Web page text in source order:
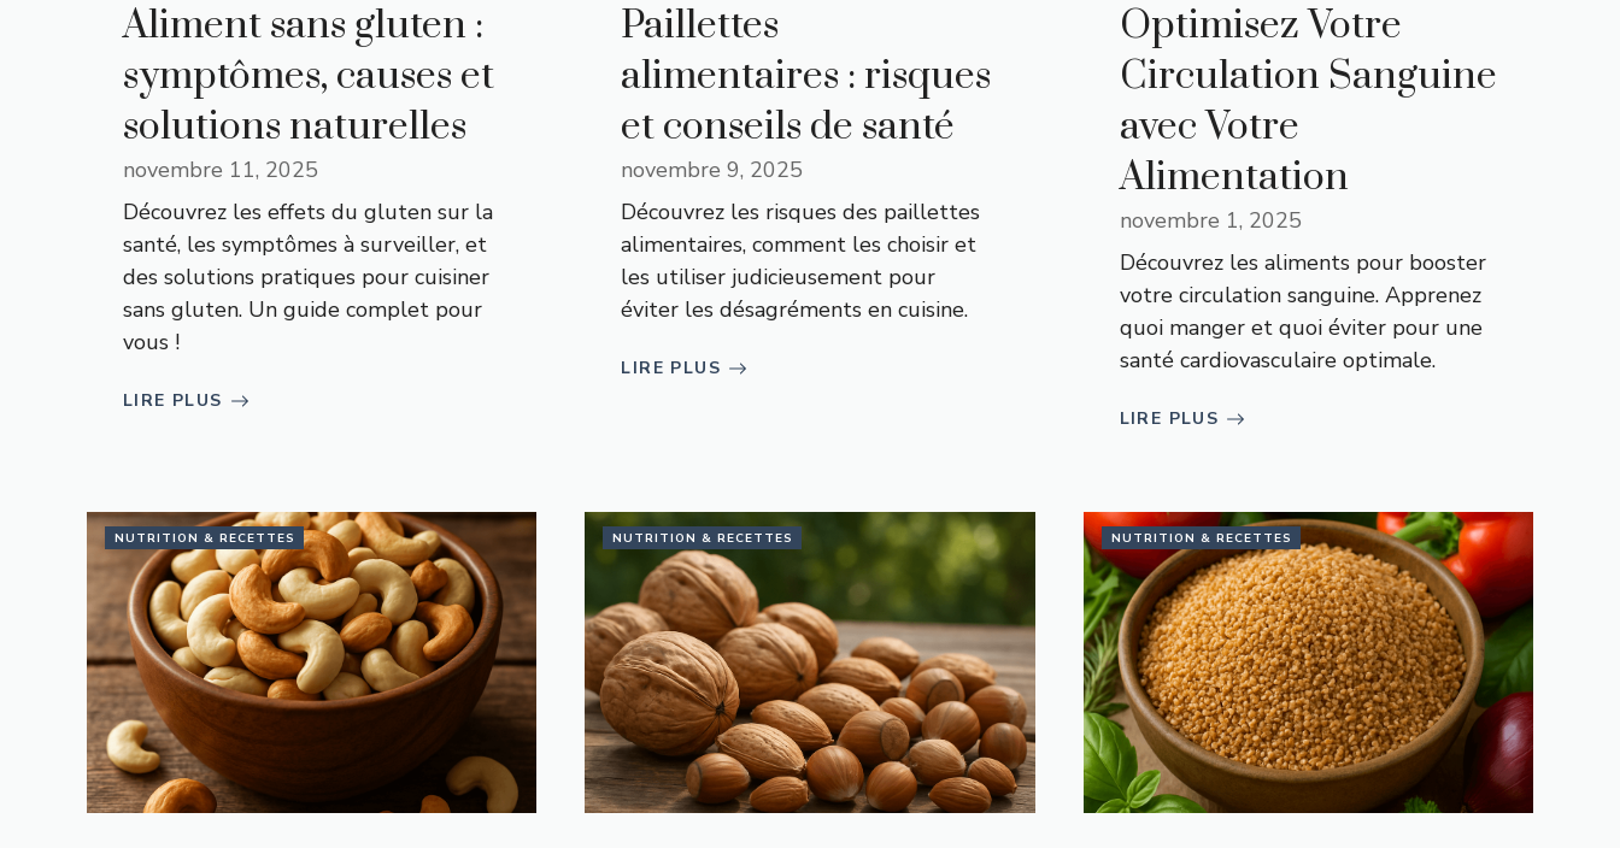
Aliment sans gluten :
symptômes, causes et
solutions naturelles
novembre 11, 2025
Découvrez les effets du gluten sur la
santé, les symptômes à surveiller, et
des solutions pratiques pour cuisiner
sans gluten. Un guide complet pour
vous !
LIRE PLUS
Paillettes
alimentaires : risques
et conseils de santé
novembre 9, 2025
Découvrez les risques des paillettes
alimentaires, comment les choisir et
les utiliser judicieusement pour
éviter les désagréments en cuisine.
LIRE PLUS
Optimisez Votre
Circulation Sanguine
avec Votre
Alimentation
novembre 1, 2025
Découvrez les aliments pour booster
votre circulation sanguine. Apprenez
quoi manger et quoi éviter pour une
santé cardiovasculaire optimale.
LIRE PLUS
NUTRITION & RECETTES NUTRITION & RECETTES NUTRITION & RECETTES